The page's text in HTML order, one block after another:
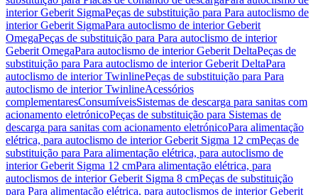
interior Geberit SigmaPeças de substituição para Para autoclismo de
interior Geberit SigmaPara autoclismo de interior Geberit
OmegaPeças de substituição para Para autoclismo de interior
Geberit OmegaPara autoclismo de interior Geberit DeltaPeças de
substituição para Para autoclismo de interior Geberit DeltaPara
autoclismo de interior TwinlinePeças de substituição para Para
autoclismo de interior TwinlineAcessórios
complementaresConsumíveisSistemas de descarga para sanitas com
acionamento eletrónicoPeças de substituição para Sistemas de
descarga para sanitas com acionamento eletrónicoPara alimentação
elétrica, para autoclismo de interior Geberit Sigma 12 cmPeças de
substituição para Para alimentação elétrica, para autoclismo de
interior Geberit Sigma 12 cmPara alimentação elétrica, para
autoclismos de interior Geberit Sigma 8 cmPeças de substituição
para Para alimentação elétrica, para autoclismos de interior Geberit